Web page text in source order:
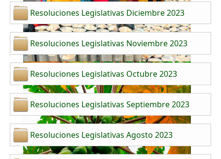
Resoluciones Legislativas Diciembre 2023
Resoluciones Legislativas Noviembre 2023
Resoluciones Legislativas Octubre 2023
Resoluciones Legislativas Septiembre 2023
Resoluciones Legislativas Agosto 2023